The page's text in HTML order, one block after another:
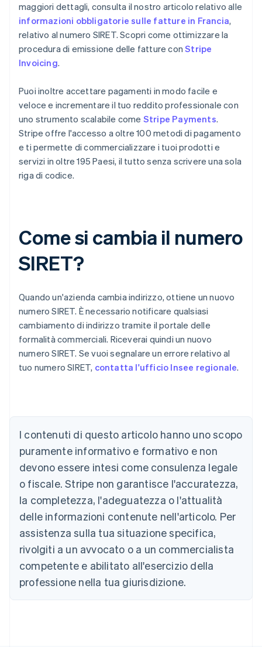
maggiori dettagli, consulta il nostro articolo relativo alle
informazioni obbligatorie sulle fatture in Francia,
relativo al numero SIRET. Scopri come ottimizzare la
procedura di emissione delle fatture conStripe
Invoicing.
Puoi inoltre accettare pagamenti in modo facile e
veloce e incrementare il tuo reddito professionale con
uno strumento scalabile come Stripe Payments.
Stripe offre l'accesso a oltre 100 metodi di pagamento
e ti permette di commercializzare i tuoi prodotti e
servizi in oltre 195 Paesi, il tutto senza scrivere una sola
riga di codice.
Come si cambia il numero
SIRET?
Quando un'azienda cambia indirizzo, ottiene un nuovo
numero SIRET. È necessario notificare qualsiasi
cambiamento di indirizzo tramite il portale delle
formalità commerciali. Riceverai quindi un nuovo
numero SIRET. Se vuoi segnalare un errore relativo al
tuo numero SIRET, contatta l'ufficio Insee regionale.
I contenuti di questo articolo hanno uno scopo
puramente informativo e formativo e non
devono essere intesi come consulenza legale
o fiscale. Stripe non garantisce l'accuratezza,
la completezza, l'adeguatezza o l'attualità
delle informazioni contenute nell'articolo. Per
assistenza sulla tua situazione specifica,
rivolgiti a un avvocato o a un commercialista
competente e abilitato all'esercizio della
professione nella tua giurisdizione.
English
DeutschEnglish
Belgio
Nederlands Français English
Brasile
PortuguêsEnglish
Bulgaria
Canada
EnglishFrançais
Cina continentale
简体中文English
Cipro